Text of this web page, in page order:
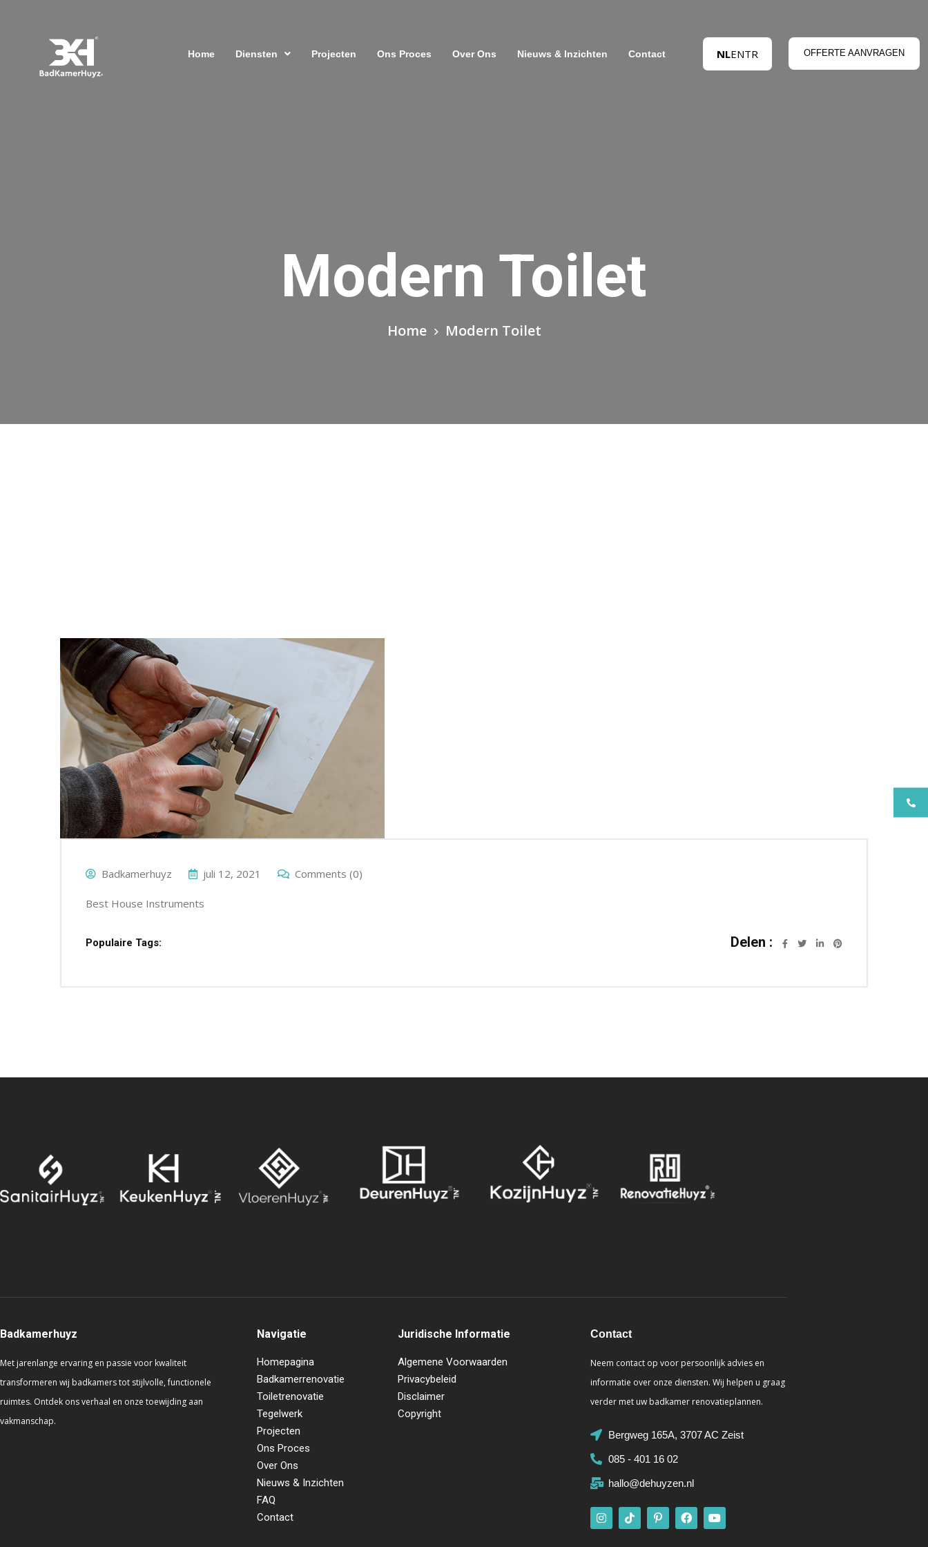
Home Diensten Projecten Ons Proces Over Ons Nieuws & Inzichten Contact NLENTR OFFERTE AANVRAGEN
Modern Toilet
Home Modern Toilet
Badkamerhuyz juli 12, 2021 Comments (0)
Best House Instruments
Populaire Tags: Delen :
Badkamerhuyz
Met jarenlange ervaring en passie voor kwaliteit
transformeren wij badkamers tot stijlvolle, functionele
ruimtes. Ontdek ons verhaal en onze toewijding aan
vakmanschap.
Navigatie
Homepagina
Badkamerrenovatie
Toiletrenovatie
Tegelwerk
Projecten
Ons Proces
Over Ons
Nieuws & Inzichten
FAQ
Contact
Juridische Informatie
Algemene Voorwaarden
Privacybeleid
Disclaimer
Copyright
Contact
Neem contact op voor persoonlijk advies en
informatie over onze diensten. Wij helpen u graag
verder met uw badkamer renovatieplannen.
Bergweg 165A, 3707 AC Zeist
085 - 401 16 02
hallo@dehuyzen.nl